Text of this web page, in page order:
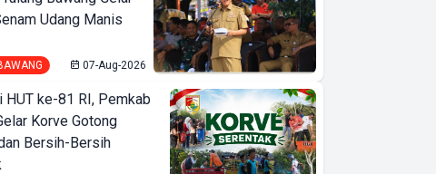
Udang Manis
07-Aug-2026
HUT ke-81 RI, Pemkab
Korve Gotong
Bersih-Bersih